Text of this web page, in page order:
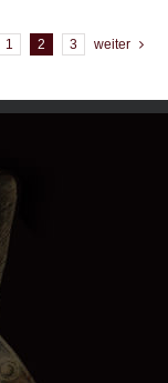
1 2 3 weiter